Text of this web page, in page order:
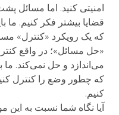
امنیتی کنید. اما مسائل
قضایا بیشتر فکر کنیم. ما
که یک رویکرد «کنترل»
«حل مسائل»؛ در واقع
می‌اندازد و حل نمی‌کند. ما
که چطور وضع را کنترل
کنیم.
آیا نگاه شما نسبت به این